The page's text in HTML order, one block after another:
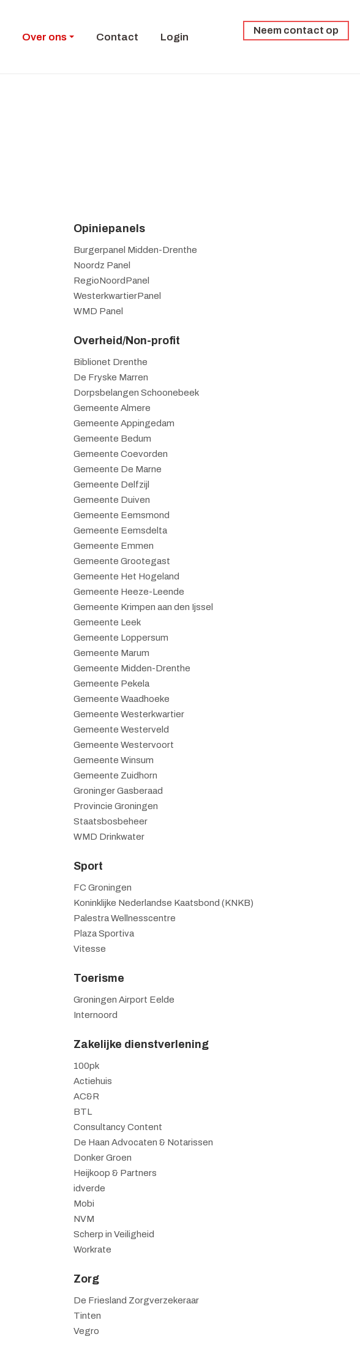
Over ons Contact Login
Neem contact op
Opiniepanels
Burgerpanel Midden-Drenthe
Noordz Panel
RegioNoordPanel
WesterkwartierPanel
WMD Panel
Overheid/Non-profit
Biblionet Drenthe
De Fryske Marren
Dorpsbelangen Schoonebeek
Gemeente Almere
Gemeente Appingedam
Gemeente Bedum
Gemeente Coevorden
Gemeente De Marne
Gemeente Delfzijl
Gemeente Duiven
Gemeente Eemsmond
Gemeente Eemsdelta
Gemeente Emmen
Gemeente Grootegast
Gemeente Het Hogeland
Gemeente Heeze-Leende
Gemeente Krimpen aan den Ijssel
Gemeente Leek
Gemeente Loppersum
Gemeente Marum
Gemeente Midden-Drenthe
Gemeente Pekela
Gemeente Waadhoeke
Gemeente Westerkwartier
Gemeente Westerveld
Gemeente Westervoort
Gemeente Winsum
Gemeente Zuidhorn
Groninger Gasberaad
Provincie Groningen
Staatsbosbeheer
WMD Drinkwater
Sport
FC Groningen
Koninklijke Nederlandse Kaatsbond (KNKB)
Palestra Wellnesscentre
Plaza Sportiva
Vitesse
Toerisme
Groningen Airport Eelde
Internoord
Zakelijke dienstverlening
100pk
Actiehuis
AC&R
BTL
Consultancy Content
De Haan Advocaten & Notarissen
Donker Groen
Heijkoop & Partners
idverde
Mobi
NVM
Scherp in Veiligheid
Workrate
Zorg
De Friesland Zorgverzekeraar
Tinten
Vegro